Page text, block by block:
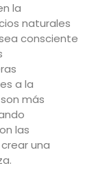
la
naturales
consciente
a la
más
las
una